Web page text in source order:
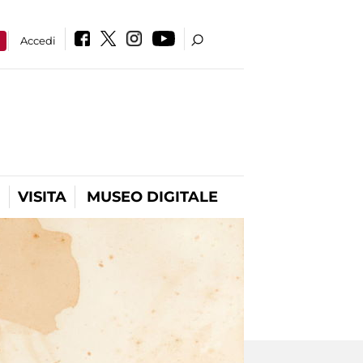
Accedi
VISITA MUSEO DIGITALE